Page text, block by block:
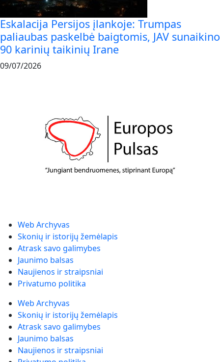
Eskalacija Persijos įlankoje: Trumpas
paliaubas paskelbė baigtomis, JAV sunaikino
90 karinių taikinių Irane
09/07/2026
Web Archyvas
Skonių ir istorijų žemėlapis
Atrask savo galimybes
Jaunimo balsas
Naujienos ir straipsniai
Privatumo politika
Web Archyvas
Skonių ir istorijų žemėlapis
Atrask savo galimybes
Jaunimo balsas
Naujienos ir straipsniai